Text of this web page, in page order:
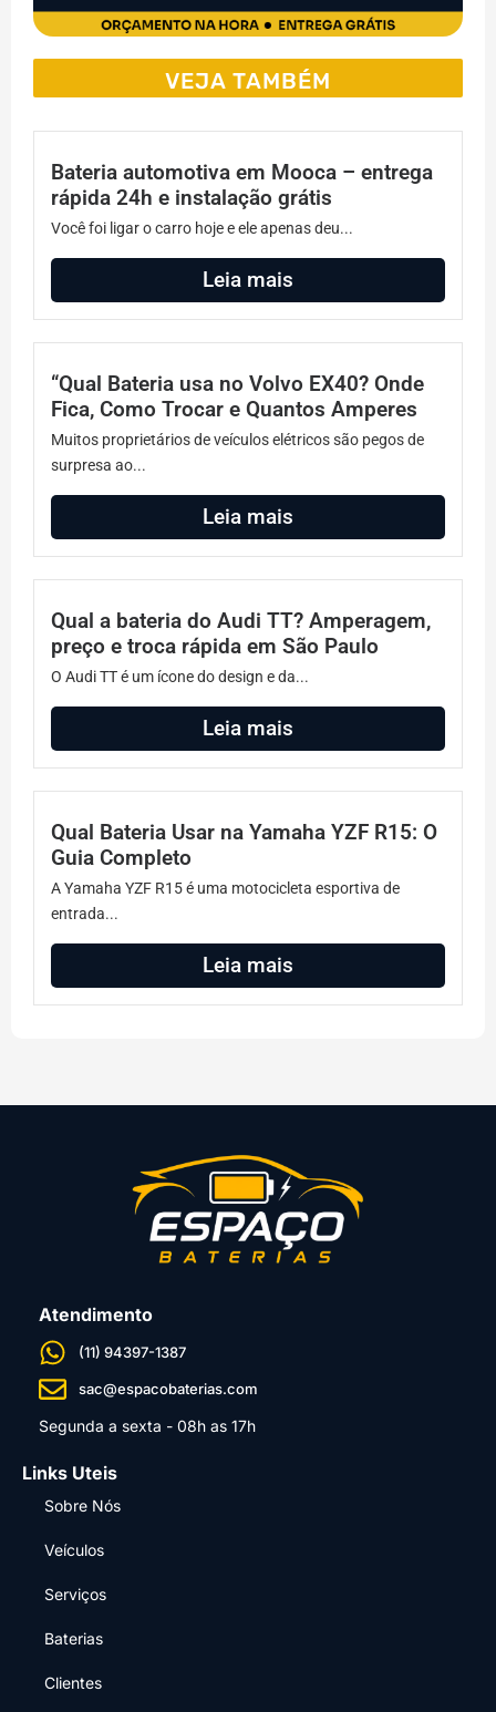
VEJA TAMBÉM
Bateria automotiva em Mooca – entrega
rápida 24h e instalação grátis
Você foi ligar o carro hoje e ele apenas deu...
Leia mais
“Qual Bateria usa no Volvo EX40? Onde
Fica, Como Trocar e Quantos Amperes
Muitos proprietários de veículos elétricos são pegos de
surpresa ao...
Leia mais
Qual a bateria do Audi TT? Amperagem,
preço e troca rápida em São Paulo
O Audi TT é um ícone do design e da...
Leia mais
Qual Bateria Usar na Yamaha YZF R15: O
Guia Completo
A Yamaha YZF R15 é uma motocicleta esportiva de
entrada...
Leia mais
Atendimento
(11) 94397-1387
sac@espacobaterias.com
Segunda a sexta - 08h as 17h
Links Uteis
Sobre Nós
Veículos
Serviços
Baterias
Clientes